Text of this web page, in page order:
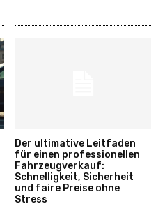
Der ultimative Leitfaden
für einen professionellen
Fahrzeugverkauf:
Schnelligkeit, Sicherheit
und faire Preise ohne
Stress